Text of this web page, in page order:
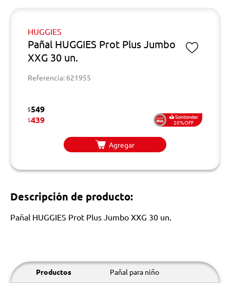
HUGGIES
Pañal HUGGIES Prot Plus Jumbo
XXG 30 un.
Referencia: 621955
$549
$439 20%OFF
Agregar
Descripción de producto:
Pañal HUGGIES Prot Plus Jumbo XXG 30 un.
Productos Pañal para niño